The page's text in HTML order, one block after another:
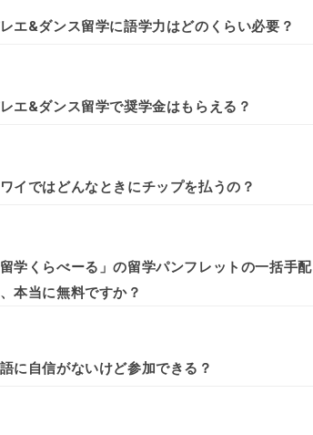
エ&ダンス留学に語学力はどのくらい必要？
エ&ダンス留学で奨学金はもらえる？
イではどんなときにチップを払うの？
留学くらべーる」の留学パンフレットの一括手配
本当に無料ですか？
に自信がないけど参加できる？